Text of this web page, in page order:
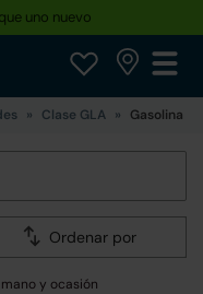
uno nuevo
Clase GLA Gasolina
Ordenar por
y ocasión